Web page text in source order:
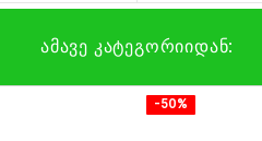
ამავე კატეგორიიდან:
-50%